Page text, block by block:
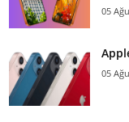
05
05